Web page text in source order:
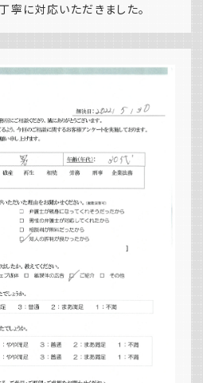
寧に対応いただきました。